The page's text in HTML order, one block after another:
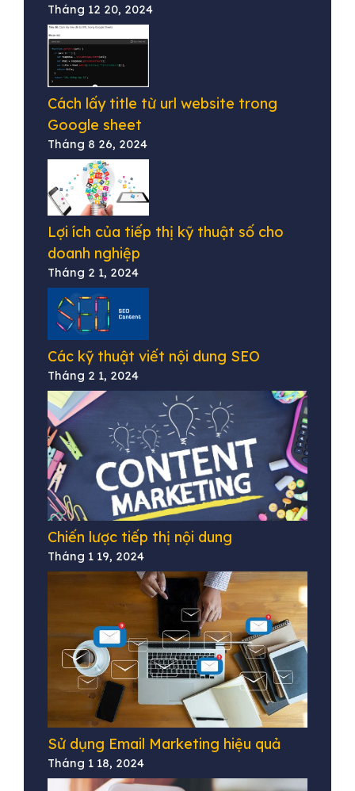
Tháng 12 20, 2024
Cách lấy title từ url website trong
Google sheet
Tháng 8 26, 2024
Lợi ích của tiếp thị kỹ thuật số cho
doanh nghiệp
Tháng 2 1, 2024
Các kỹ thuật viết nội dung SEO
Tháng 2 1, 2024
Chiến lược tiếp thị nội dung
Tháng 1 19, 2024
Sử dụng Email Marketing hiệu quả
Tháng 1 18, 2024